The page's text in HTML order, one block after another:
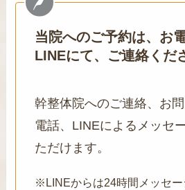
当院へのご予約は、お
LINEにて、ご連絡くだ
幹整体院へのご連絡、お
電話、LINEによるメッセ
ただけます。
※LINEからは24時間メッセ